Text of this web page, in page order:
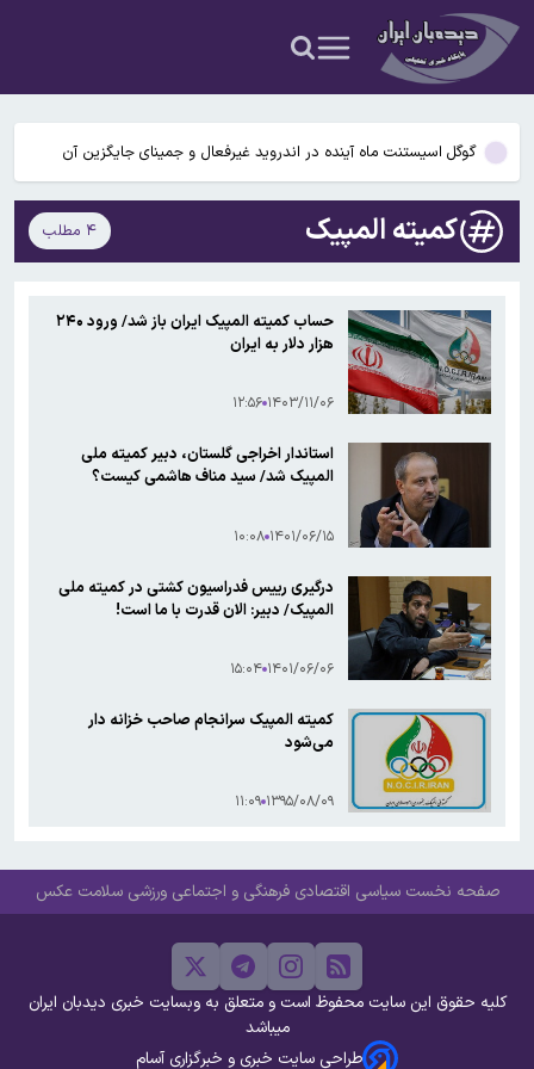
سخنگوی کمیسیون امنیت ملی: کریدور تحمیلی آمریکا در تنگه هرمز را
نمی‌پذیریم
راز رنگ آبی در صندلی های هواپیما چیست؟
می‌شود
اختلال در دسترسی کاربران ایرانی به ChatGPT
پنجره نقل‌وانتقالات استقلال بسته ماند؛ ثبت قرارداد بازیکنان ممنوع شد
نمی‌پذیریم
راز رنگ آبی در صندلی های هواپیما چیست؟
گوگل اسیستنت ماه آینده در اندروید غیرفعال و جمینای جایگزین آن
کمیته المپیک ۴ مطلب
حساب کمیته المپیک ایران باز شد/ ورود ۲۴۰
هزار دلار به ایران
۱۴۰۳/۱۱/۰۶ ۱۲:۵۶
استاندار اخراجی گلستان، دبیر کمیته ملی
المپیک شد/ سید مناف هاشمی کیست؟
۱۴۰۱/۰۶/۱۵ ۱۰:۰۸
درگیری رییس فدراسیون کشتی در کمیته ملی
المپیک/ دبیر: الان قدرت با ما است!
۱۴۰۱/۰۶/۰۶ ۱۵:۰۴
کمیته المپیک سرانجام صاحب خزانه دار
می‌شود
۱۳۹۵/۰۸/۰۹ ۱۱:۰۹
صفحه نخست سیاسی اقتصادی فرهنگی و اجتماعی ورزشی سلامت عکس
کلیه حقوق این سایت محفوظ است و متعلق به وبسایت خبری دیدبان ایران
میباشد
طراحی سایت خبری و خبرگزاری آسام